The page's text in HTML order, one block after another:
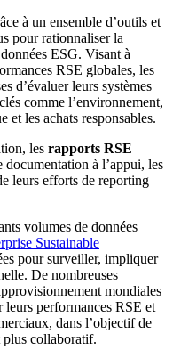
à un ensemble d’outils et
pour rationnaliser la
ESG. Visant à
RSE globales, les
d’évaluer leurs systèmes
comme l’environnement,
et les achats responsables.
les rapports RSE
documentation à l’appui, les
leurs efforts de reporting
volumes de données
Sustainable
pour surveiller, impliquer
De nombreuses
mondiales
performances RSE et
dans l’objectif de
plus collaboratif.